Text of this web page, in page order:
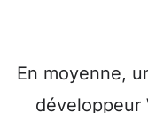
En moyenne,
développeur